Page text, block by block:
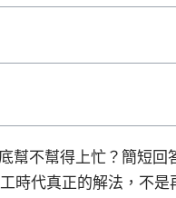
幫不幫得上忙？簡短回
時代真正的解法，不是